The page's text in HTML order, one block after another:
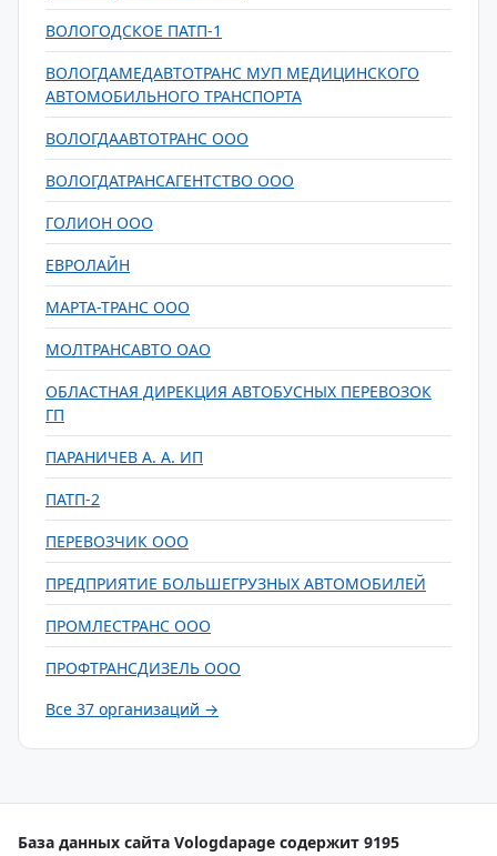
ВОЛОГОДСКОЕ ПАТП-1
ВОЛОГДАМЕДАВТОТРАНС МУП МЕДИЦИНСКОГО
АВТОМОБИЛЬНОГО ТРАНСПОРТА
ВОЛОГДААВТОТРАНС ООО
ВОЛОГДАТРАНСАГЕНТСТВО ООО
ГОЛИОН ООО
ЕВРОЛАЙН
МАРТА-ТРАНС ООО
МОЛТРАНСАВТО ОАО
ОБЛАСТНАЯ ДИРЕКЦИЯ АВТОБУСНЫХ ПЕРЕВОЗОК
ГП
ПАРАНИЧЕВ А. А. ИП
ПАТП-2
ПЕРЕВОЗЧИК ООО
ПРЕДПРИЯТИЕ БОЛЬШЕГРУЗНЫХ АВТОМОБИЛЕЙ
ПРОМЛЕСТРАНС ООО
ПРОФТРАНСДИЗЕЛЬ ООО
Все 37 организаций →
База данных сайта Vologdapage содержит 9195